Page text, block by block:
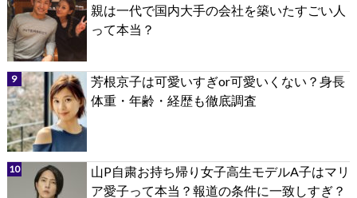
親は一代で国内大手の会社を築いたすごい人
って本当？
芳根京子は可愛いすぎor可愛いくない？身長
体重・年齢・経歴も徹底調査
山P自粛お持ち帰り女子高生モデルA子はマリ
ア愛子って本当？報道の条件に一致しすぎ？